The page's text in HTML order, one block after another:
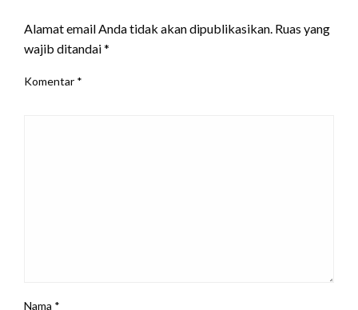
Alamat email Anda tidak akan dipublikasikan. Ruas yang
wajib ditandai*
Komentar *
Nama *